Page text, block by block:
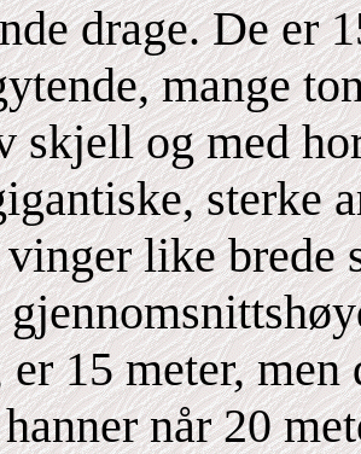
drage. De er
mange
skjell og med
sterke
like brede
er 15 meter,
når 20